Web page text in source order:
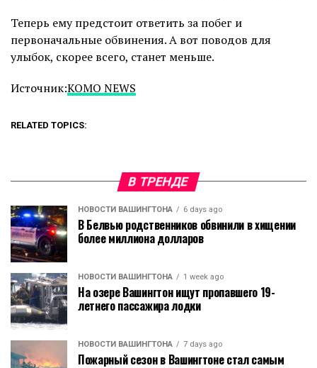
Теперь ему предстоит ответить за побег и
первоначальные обвинения. А вот поводов для
улыбок, скорее всего, станет меньше.
Источник:KOMO NEWS
RELATED TOPICS:
В ТРЕНДЕ
НОВОСТИ ВАШИНГТОНА 6 days ago
В Белвью родственников обвинили в хищении
более миллиона долларов
НОВОСТИ ВАШИНГТОНА 1 week ago
На озере Вашингтон ищут пропавшего 19-
летнего пассажира лодки
НОВОСТИ ВАШИНГТОНА 7 days ago
Пожарный сезон в Вашингтоне стал самым